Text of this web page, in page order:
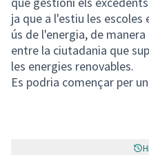
ja que a l'estiu les
ús de l'energia, de
entre la ciutadania que
les energies renovables.
Es podria començar per